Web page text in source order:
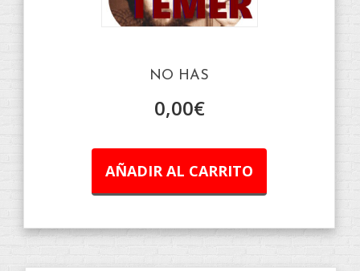
NO HAS
0,00€
AÑADIR AL CARRITO